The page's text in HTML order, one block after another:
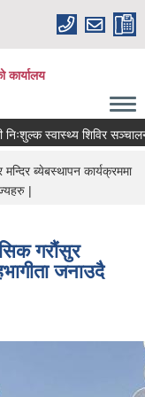
कार्यालय
स्वास्थ्य शिविर सञ्चालन
ब्येबस्थापन कार्यक्रममा
|
गरौंसुर
जनाउदै